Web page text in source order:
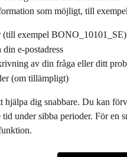
som möjligt, till
(till exempel BONO_10101_SE)
e-postadress
av din fråga eller ditt
(om tillämpligt)
hjälpa dig snabbare. Du kan
under sibba perioder. För en